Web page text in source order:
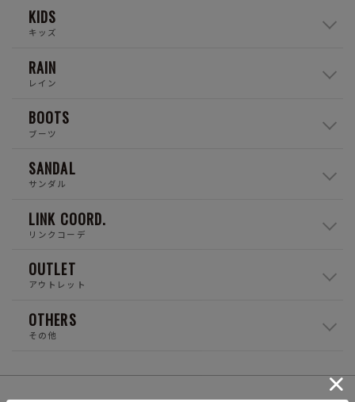
KIDS
キッズ
RAIN
レイン
BOOTS
ブーツ
SANDAL
サンダル
LINK COORD.
リンクコーデ
OUTLET
アウトレット
OTHERS
その他